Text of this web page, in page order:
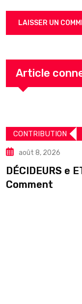
Article
CONTRIBUTION
août 8, 2026
DÉCIDEURS e
Comment